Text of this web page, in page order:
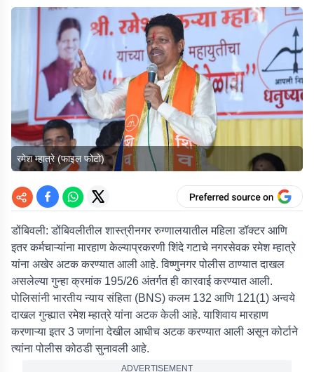
रमेश म्हात्रे (फाइल फोटो)
डोंबिवली:डोंबिवलीतील शास्त्रीनगर रुग्णालयातील महिला डॉक्टर आणि
इतर कर्मचाऱ्यांना मारहाण केल्याप्रकरणी शिंदे गटाचे नगरसेवक रमेश म्हात्रे
यांना अखेर अटक करण्यात आली आहे. विष्णुनगर पोलीस ठाण्यात दाखल
असलेल्या गुन्हा क्रमांक 195/26 अंतर्गत ही कारवाई करण्यात आली.
पोलिसांनी भारतीय न्याय संहिता (BNS) कलम 132 आणि 121(1) अन्वये
दाखल गुन्ह्यात रमेश म्हात्रे यांना अटक केली आहे. याशिवाय मारहाण
करणाऱ्या इतर 3 जणांना देखील आधीच अटक करण्यात आली असून कोर्टाने
त्यांना पोलीस कोठडी सुनावली आहे.
ADVERTISEMENT